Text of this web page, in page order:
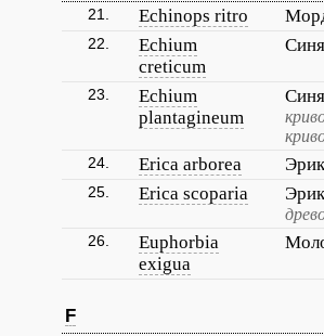
21. Echinops ritro
22.
Echium
creticum
23.
Echium
plantagineum
24. Erica arborea
25. Erica scoparia
26.
Euphorbia
exigua
F